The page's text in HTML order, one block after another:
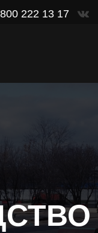
222 13 17